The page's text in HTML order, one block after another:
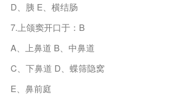
D、胰 E、横结肠
7.上颌窦开口于：B
A、上鼻道 B、中鼻道
C、下鼻道 D、蝶筛隐窝
E、鼻前庭